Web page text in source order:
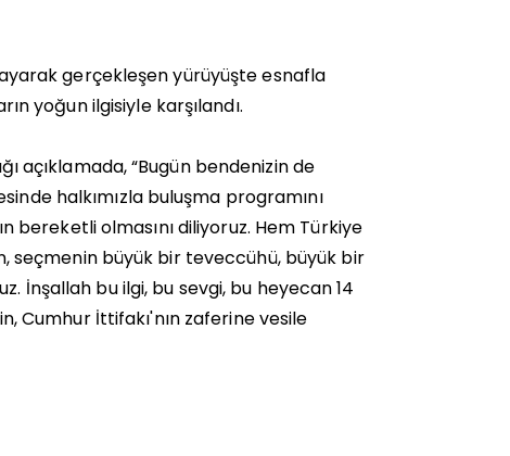
gerçekleşen yürüyüşte esnafla
yoğun ilgisiyle karşılandı.
açıklamada, “Bugün bendenizin de
halkımızla buluşma programını
bereketli olmasını diliyoruz. Hem Türkiye
seçmenin büyük bir teveccühü, büyük bir
İnşallah bu ilgi, bu sevgi, bu heyecan 14
Cumhur İttifakı'nın zaferine vesile